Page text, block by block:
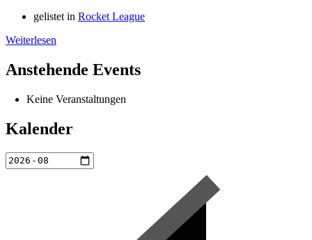
gelistet in Rocket League
Weiterlesen
Anstehende Events
Keine Veranstaltungen
Kalender